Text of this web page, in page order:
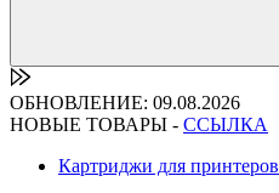
ОБНОВЛЕНИЕ: 09.08.2026
НОВЫЕ ТОВАРЫ - ССЫЛКА
Картриджи для принтеров